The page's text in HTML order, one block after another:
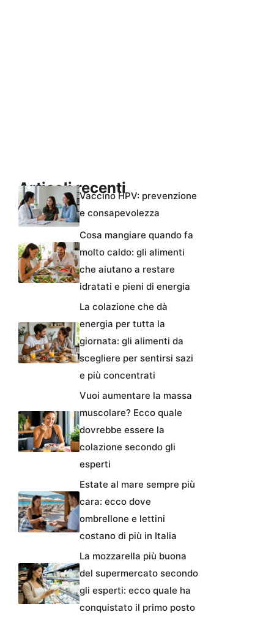
Articoli recentiVaccino HPV: prevenzione
e consapevolezza
Cosa mangiare quando fa
molto caldo: gli alimenti
che aiutano a restare
idratati e pieni di energia
La colazione che dà
energia per tutta la
giornata: gli alimenti da
scegliere per sentirsi sazi
e più concentrati
Vuoi aumentare la massa
muscolare? Ecco quale
dovrebbe essere la
colazione secondo gli
esperti
Estate al mare sempre più
cara: ecco dove
ombrellone e lettini
costano di più in Italia
La mozzarella più buona
del supermercato secondo
gli esperti: ecco quale ha
conquistato il primo posto